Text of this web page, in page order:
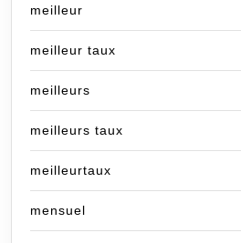
meilleur
meilleur taux
meilleurs
meilleurs taux
meilleurtaux
mensuel